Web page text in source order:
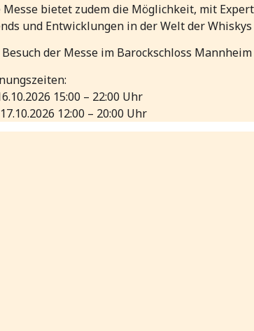
Messe bietet zudem die Möglichkeit, mit
und Entwicklungen in der Welt der
Besuch der Messe im Barockschloss
15:00 – 22:00 Uhr
12:00 – 20:00 Uhr